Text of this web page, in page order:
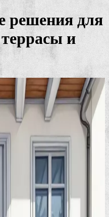
решения для
и